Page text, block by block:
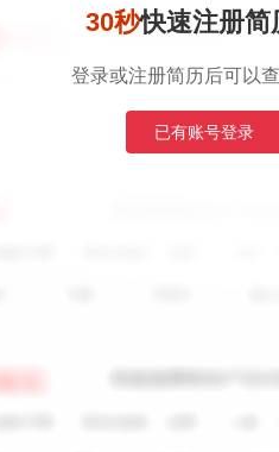
30秒快速注册简
登录或注册简历后可以
已有账号登录